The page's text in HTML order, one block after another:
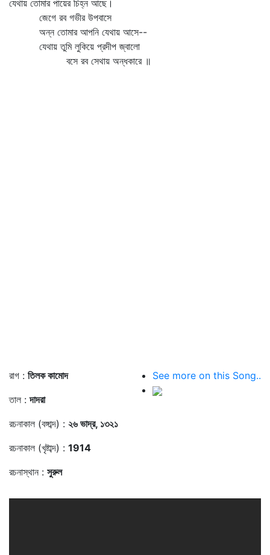
যেথায় তোমার পায়ের চিহ্ন আছে।
জেগে রব গভীর উপবাসে
অন্ন তোমার আপনি যেথায় আসে--
যেথায় তুমি লুকিয়ে প্রদীপ জ্বালো
বসে রব সেথায় অন্ধকারে ॥
রাগ : তিলক কামোদ
তাল :দাদরা
রচনাকাল (বঙ্গাব্দ) : ২৬ ভাদ্র, ১৩২১
রচনাকাল (খৃষ্টাব্দ) : 1914
রচনাস্থান : সুরুল
See more on this Song..